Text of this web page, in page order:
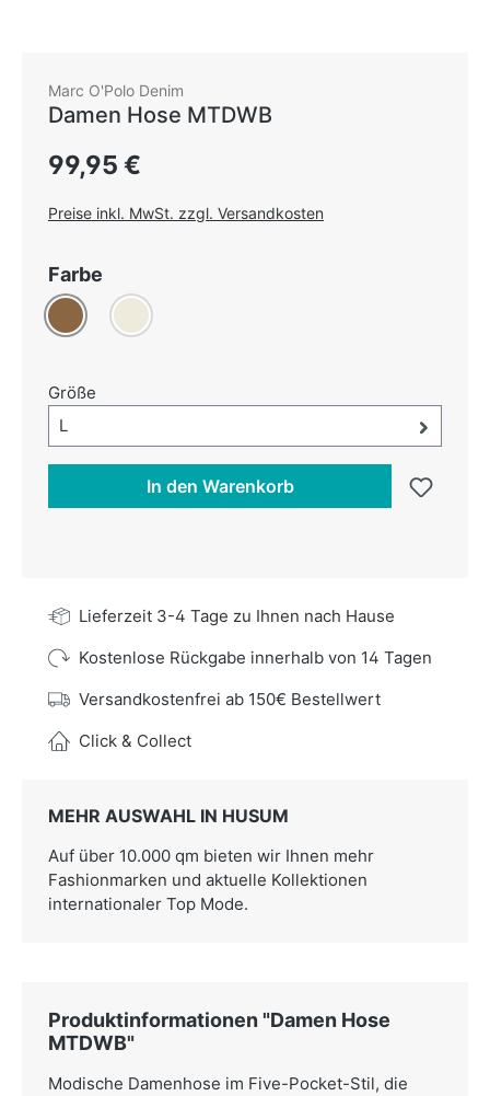
Marc O'Polo Denim
Damen Hose MTDWB
Regulärer Preis:
99,95 €
Preise inkl. MwSt. zzgl. Versandkosten
Farbe
Braun Creme
Größe
Größe-Auswahl öffnen, aktuell ausgewählt:
L
In den Warenkorb
Lieferzeit 3-4 Tage zu Ihnen nach Hause
Kostenlose Rückgabe innerhalb von 14 Tagen
Versandkostenfrei ab 150€ Bestellwert
Click & Collect
MEHR AUSWAHL IN HUSUM
Auf über 10.000 qm bieten wir Ihnen mehr
Fashionmarken und aktuelle Kollektionen
internationaler Top Mode.
Produktinformationen "Damen Hose
MTDWB"
Modische Damenhose im Five-Pocket-Stil, die